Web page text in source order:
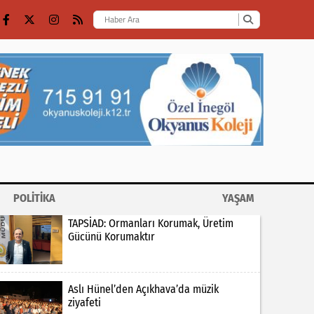
POLİTİKA
YAŞAM
TAPSİAD: Ormanları Korumak, Üretim
Gücünü Korumaktır
Aslı Hünel’den Açıkhava’da müzik
ziyafeti